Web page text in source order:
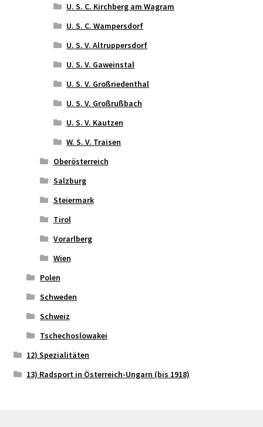
U. S. C. Kirchberg am Wagram
U. S. C. Wampersdorf
U. S. V. Altruppersdorf
U. S. V. Gaweinstal
U. S. V. Großriedenthal
U. S. V. Großrußbach
U. S. V. Kautzen
W. S. V. Traisen
Oberösterreich
Salzburg
Steiermark
Tirol
Vorarlberg
Wien
Polen
Schweden
Schweiz
Tschechoslowakei
12) Spezialitäten
13) Radsport in Österreich-Ungarn (bis 1918)